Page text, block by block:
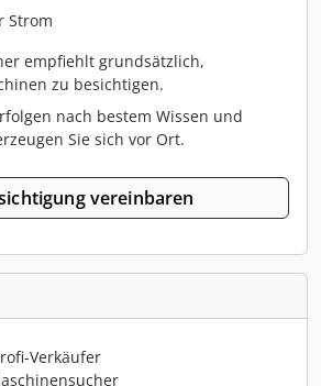
Strom
empfiehlt grundsätzlich,
zu besichtigen.
nach bestem Wissen und
Sie sich vor Ort.
vereinbaren
Verkäufer